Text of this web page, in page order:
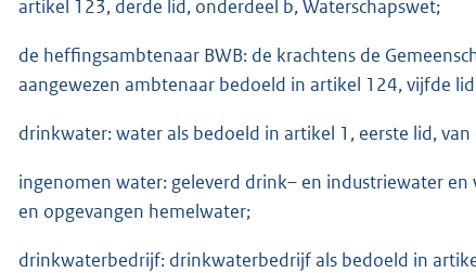
artikel 123, derde lid, onderdeel b, Waterschapswet;
de heffingsambtenaar BWB: de krachtens de
aangewezen ambtenaar bedoeld in artikel 124, vijfde
drinkwater: water als bedoeld in artikel 1, eerste lid,
ingenomen water: geleverd drink– en industriewater
en opgevangen hemelwater;
drinkwaterbedrijf: drinkwaterbedrijf als bedoeld in